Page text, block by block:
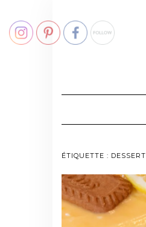
content
ÉTIQUETTE : DESSERT